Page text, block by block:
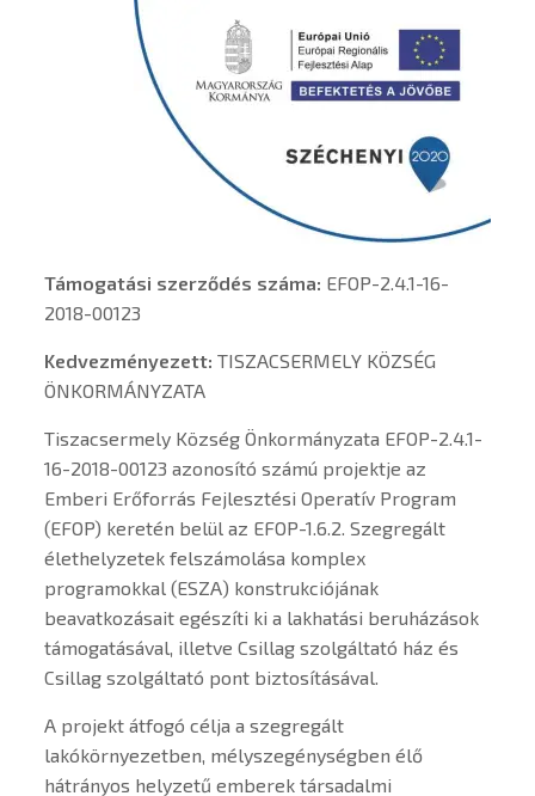
Támogatási szerződés száma: EFOP-2.4.1-16-
2018-00123
Kedvezményezett: TISZACSERMELY KÖZSÉG
ÖNKORMÁNYZATA
Tiszacsermely Község Önkormányzata EFOP-2.4.1-
16-2018-00123 azonosító számú projektje az
Emberi Erőforrás Fejlesztési Operatív Program
(EFOP) keretén belül az EFOP-1.6.2. Szegregált
élethelyzetek felszámolása komplex
programokkal (ESZA) konstrukciójának
beavatkozásait egészíti ki a lakhatási beruházások
támogatásával, illetve Csillag szolgáltató ház és
Csillag szolgáltató pont biztosításával.
A projekt átfogó célja a szegregált
lakókörnyezetben, mélyszegénységben élő
hátrányos helyzetű emberek társadalmi